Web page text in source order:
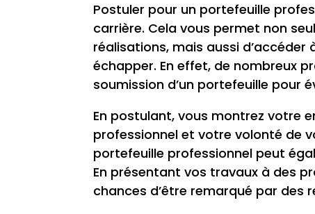
Postuler pour un portefeuille
carrière. Cela vous permet non
réalisations, mais aussi
échapper. En effet, de nombreux
soumission d’un portefeuille pour
En postulant, vous montrez votre
professionnel et votre volonté de
portefeuille professionnel peut
En présentant vos travaux à des
chances d’être remarqué par des